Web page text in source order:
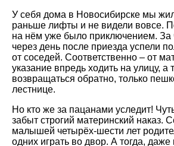
У себя дома в Новосибирске мы
раньше лифты и не видели вовсе.
на нём уже было приключением. За
через день после приезда успели
от соседей. Соответственно – от
указание впредь ходить на улицу, а
возвращаться обратно, только
лестнице.
Но кто же за пацанами уследит!
забыт строгий материнский наказ.
малышей четырёх-шести лет
одних играть во двор. А тогда, даже